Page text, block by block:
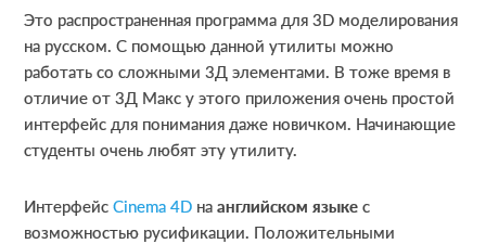
Это распространенная программа для 3D моделирования
на русском. С помощью данной утилиты можно
работать со сложными 3Д элементами. В тоже время в
отличие от 3Д Макс у этого приложения очень простой
интерфейс для понимания даже новичком. Начинающие
студенты очень любят эту утилиту.
ИнтерфейсCinema 4D наанглийском языкес
возможностью русификации. Положительными